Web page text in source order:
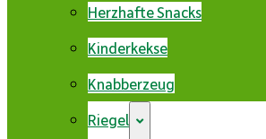
Herzhafte Snacks
Kinderkekse
Knabberzeug
Riegel